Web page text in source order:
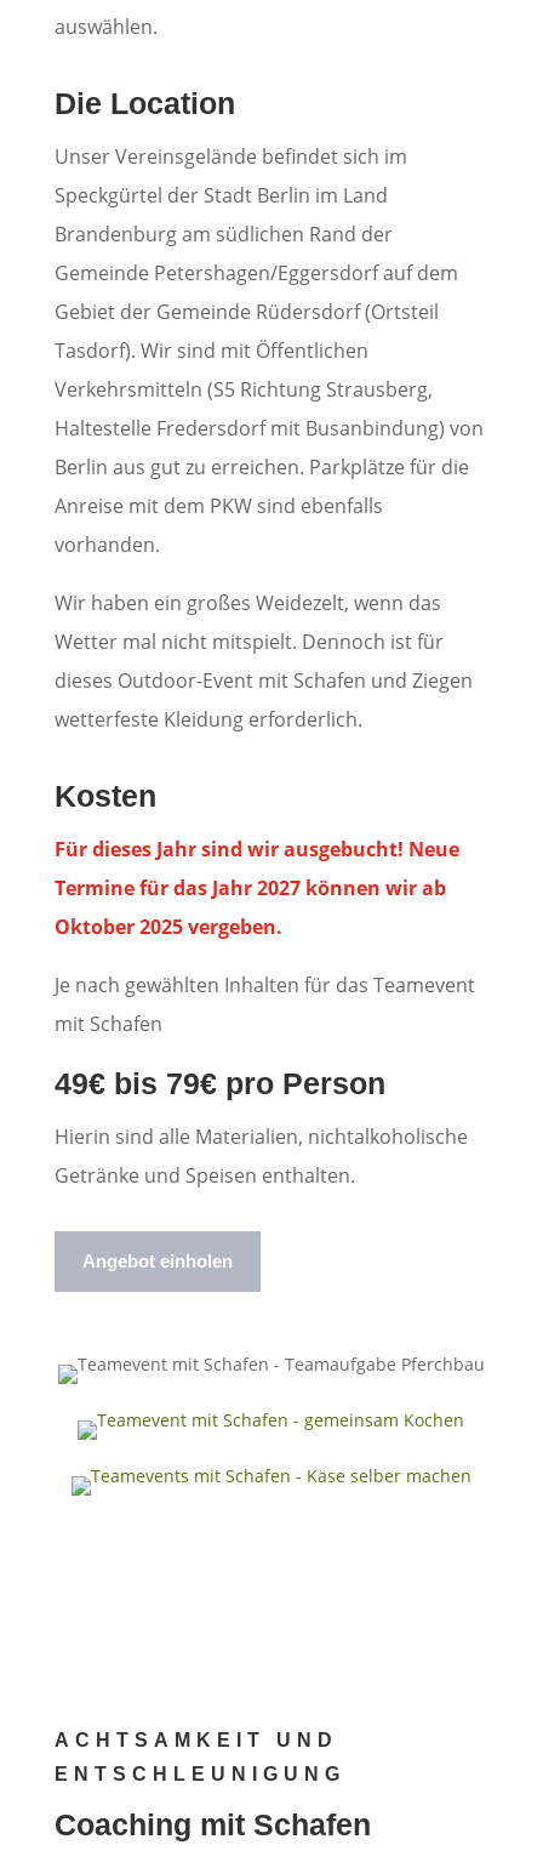
auswählen.
Die Location
Unser Vereinsgelände befindet sich im
Speckgürtel der Stadt Berlin im Land
Brandenburg am südlichen Rand der
Gemeinde Petershagen/Eggersdorf auf dem
Gebiet der Gemeinde Rüdersdorf (Ortsteil
Tasdorf). Wir sind mit Öffentlichen
Verkehrsmitteln (S5 Richtung Strausberg,
Haltestelle Fredersdorf mit Busanbindung) von
Berlin aus gut zu erreichen. Parkplätze für die
Anreise mit dem PKW sind ebenfalls
vorhanden.
Wir haben ein großes Weidezelt, wenn das
Wetter mal nicht mitspielt. Dennoch ist für
dieses Outdoor-Event mit Schafen und Ziegen
wetterfeste Kleidung erforderlich.
Kosten
Für dieses Jahr sind wir ausgebucht! Neue
Termine für das Jahr 2027 können wir ab
Oktober 2025 vergeben.
Je nach gewählten Inhalten für das Teamevent
mit Schafen
49€ bis 79€ pro Person
Hierin sind alle Materialien, nichtalkoholische
Getränke und Speisen enthalten.
Angebot einholen
ACHTSAMKEIT UND
ENTSCHLEUNIGUNG
Coaching mit Schafen